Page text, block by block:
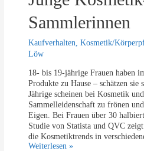
e
a
a
u
n
g
s
c
h
n
i
m
m
e
r
ü
b
e
r
Sammlerinnen
Kaufverhalten,Kosmetik/
Löw
18- bis 19-jährige Frauen haben
Produkte zu Hause – schätzen sie
Jährige scheinen bei Kosmetik
Sammelleidenschaft zu frönen
Eigen. Bei Frauen über 30
Studie von Statista und QVC zeigt
die Kosmetiktrends in
J
Weiterlesen »